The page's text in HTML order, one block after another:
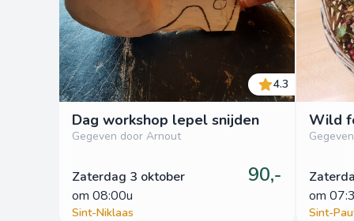
4.3
Dag workshop lepel snijden
Gegeven door Arnout
Zaterdag 3 oktober
om 08:00u
90,-
Sint-Niklaas
Wild
om
Sint-